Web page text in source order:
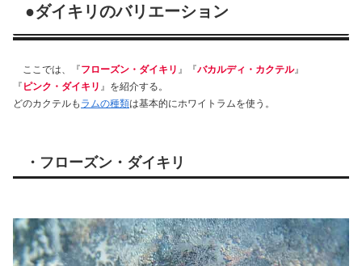
●ダイキリのバリエーション
ここでは、『フローズン・ダイキリ 』『バカルディ・カクテル』
『 ピンク・ダイキリ 』を紹介する。
どのカクテルも ラムの種類は基本的にホワイトラムを使う。
・フローズン・ダイキリ